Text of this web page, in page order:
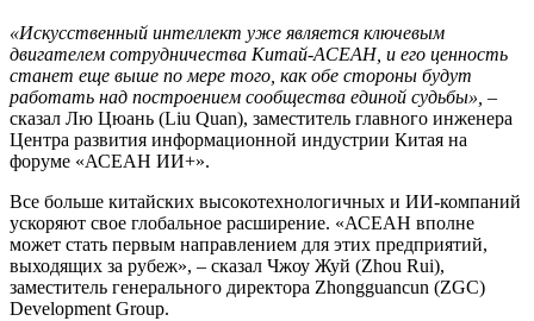
«Искусственный интеллект уже является ключевым
двигателем сотрудничества Китай-АСЕАН, и его ценность
станет еще выше по мере того, как обе стороны будут
работать над построением сообщества единой судьбы», –
сказал Лю Цюань (Liu Quan), заместитель главного инженера
Центра развития информационной индустрии Китая на
форуме «АСЕАН ИИ+».
Все больше китайских высокотехнологичных и ИИ-компаний
ускоряют свое глобальное расширение. «АСЕАН вполне
может стать первым направлением для этих предприятий,
выходящих за рубеж», – сказал Чжоу Жуй (Zhou Rui),
заместитель генерального директора Zhongguancun (ZGC)
Development Group.